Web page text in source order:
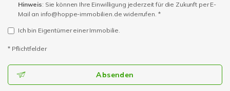
Hinweis: Sie können Ihre Einwilligung jederzeit für die Zukunft per E-
Mail an info@hoppe-immobilien.de widerrufen. *
Ich bin Eigentümer einer Immobilie.
* Pflichtfelder
Absenden